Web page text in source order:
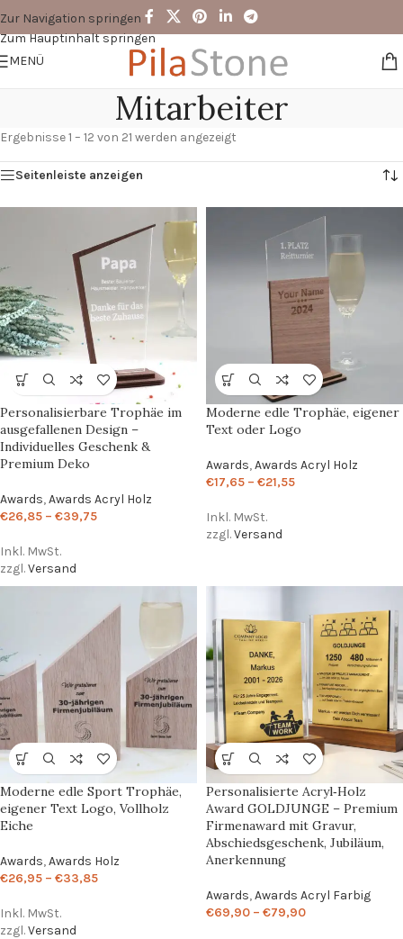
Zur Navigation springen
Zum Hauptinhalt springen
MENÜ
Mitarbeiter
Ergebnisse 1 – 12 von 21 werden angezeigt
Seitenleiste anzeigen
Personalisierbare Trophäe im
ausgefallenen Design –
Individuelles Geschenk &
Premium Deko
Awards,Awards Acryl Holz
€26,85 – €39,75
Inkl. MwSt.
zzgl.Versand
Moderne edle Trophäe, eigener
Text oder Logo
Awards,Awards Acryl Holz
€17,65 – €21,55
Inkl. MwSt.
zzgl.Versand
Moderne edle Sport Trophäe,
eigener Text Logo, Vollholz
Eiche
Awards,Awards Holz
€26,95 – €33,85
Inkl. MwSt.
zzgl.Versand
Personalisierte Acryl‑Holz
Award GOLDJUNGE – Premium
Firmenaward mit Gravur,
Abschiedsgeschenk, Jubiläum,
Anerkennung
Awards,Awards Acryl Farbig
€69,90 – €79,90